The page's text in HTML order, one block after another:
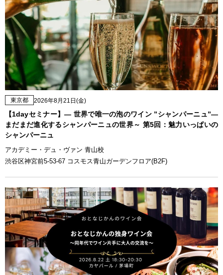
東京都 2026年8月21日(金)
【1dayセミナー】— 世界で唯一の泡のワイン ”シャンパーニュ”—
まだまだ進化するシャンパーニュの世界～ 第5回：魅力いっぱいの
シャンパーニュ
アカデミー・デュ・ヴァン 青山校
渋谷区神宮前5-53-67 コスモス青山ガーデンフロア(B2F)